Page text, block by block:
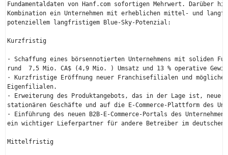
Fundamentaldaten von Hanf.com sofortigen Mehrwert. Darüber
Kombination ein Unternehmen mit erheblichen mittel- und
potenziellem langfristigem Blue-Sky-Potenzial:
Kurzfristig
· Schaffung eines börsennotierten Unternehmens mit soliden
rund  7,5 Mio. CA$ (4,9 Mio. ) Umsatz und 13 % operative
· Kurzfristige Eröffnung neuer Franchisefilialen und
Eigenfilialen.
· Erweiterung des Produktangebots, das in der Lage ist, neue
stationären Geschäfte und auf die E-Commerce-Plattform des
· Einführung des neuen B2B-E-Commerce-Portals des
ein wichtiger Lieferpartner für andere Betreiber im deutschen
Mittelfristig